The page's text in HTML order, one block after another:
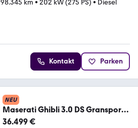
98.345 km • 202 kW (275 PS) • Diesel
Kontakt Parken
NEU
Maserati Ghibli 3.0 DS Gransport
275CV HARMAN\KA
36.499 €